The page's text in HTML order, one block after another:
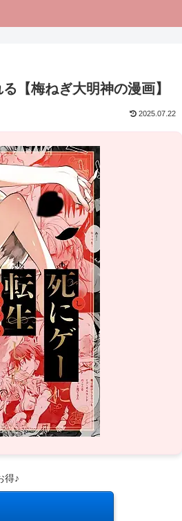
【梅ねぎ大明神の漫画】
2025.07.22
得♪